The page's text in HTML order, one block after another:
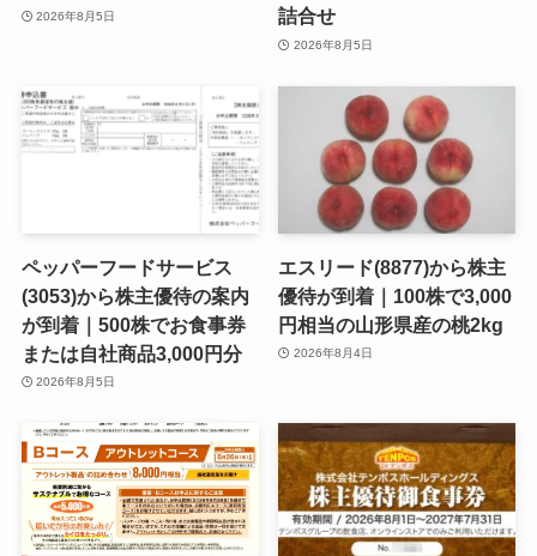
2026年8月5日
詰合せ
2026年8月5日
ペッパーフードサービス
(3053)から株主優待の案内
が到着｜500株でお食事券
または自社商品3,000円分
2026年8月5日
エスリード(8877)から株主
優待が到着｜100株で3,000
円相当の山形県産の桃2kg
2026年8月4日